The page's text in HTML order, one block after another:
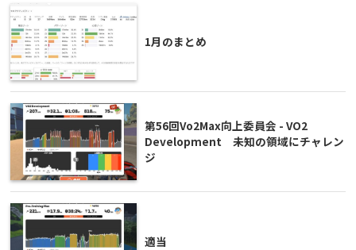
1月のまとめ
第56回Vo2Max向上委員会 - VO2
Development 未知の領域にチャレン
ジ
適当